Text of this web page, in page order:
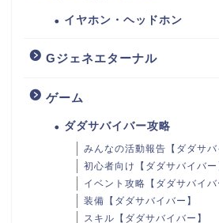
イヤホン・ヘッドホン
Gジェネエターナル
ゲーム
ダダサバイバー攻略
みんなの活動報告【ダダサバ
初心者向け【ダダサバイバー
イベント攻略【ダダサバイバ
装備【ダダサバイバー】
スキル【ダダサバイバー】